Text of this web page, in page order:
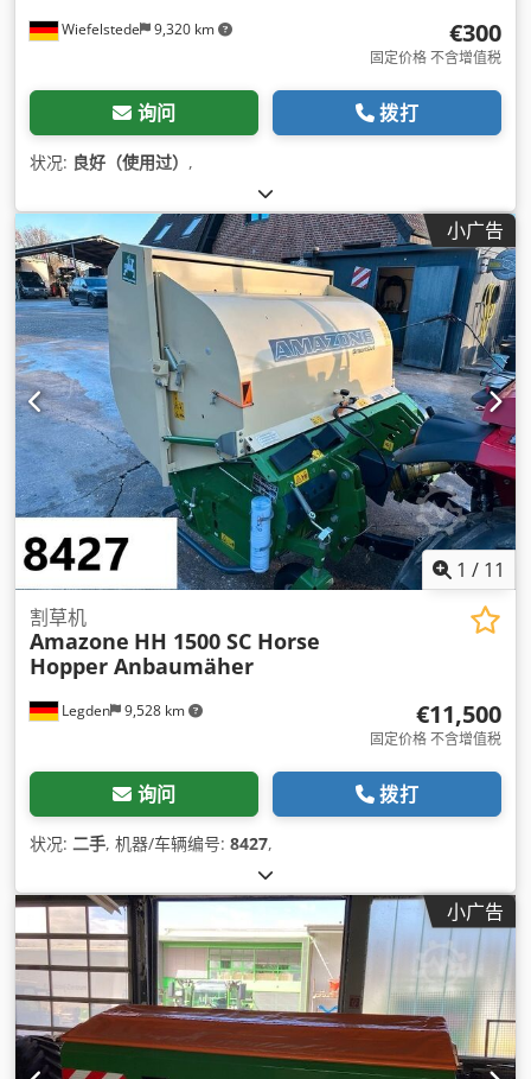
Wiefelstede 9,320 km €300
固定价格 不含增值税
询问 拨打
状况: 良好（使用过） ,
小广告
1 / 11
Legden 9,528 km
割草机
Amazone HH 1500 SC Horse
Hopper Anbaumäher
€11,500
固定价格 不含增值税
询问 拨打
状况: 二手, 机器/车辆编号: 8427,
小广告